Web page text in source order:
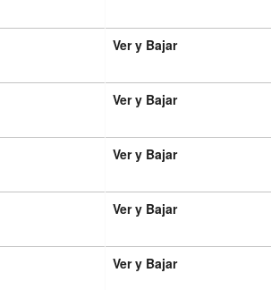
Ver y Bajar
Ver y Bajar
Ver y Bajar
Ver y Bajar
Ver y Bajar